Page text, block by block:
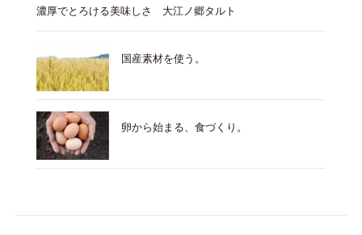
濃厚でとろける美味しさ 大江ノ郷タルト
国産素材を使う。
卵から始まる、食づくり。